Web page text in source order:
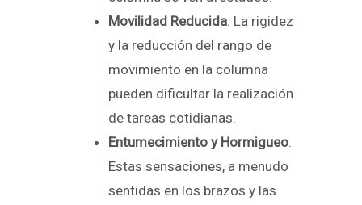
Movilidad Reducida: La rigidez
y la reducción del rango de
movimiento en la columna
pueden dificultar la realización
de tareas cotidianas.
Entumecimiento y Hormigueo:
Estas sensaciones, a menudo
sentidas en los brazos y las